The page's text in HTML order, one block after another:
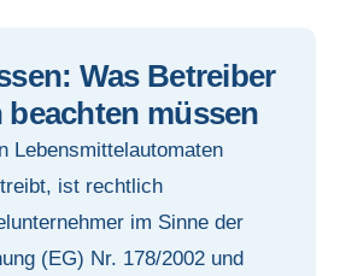
Was Betreiber
müssen
Lebensmittelautomaten
ist rechtlich
im Sinne der
(EG) Nr. 178/2002 und